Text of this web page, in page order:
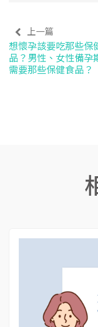
上一篇
想懷孕該要吃那些保
品？男性、女性備孕
需要那些保健食品？